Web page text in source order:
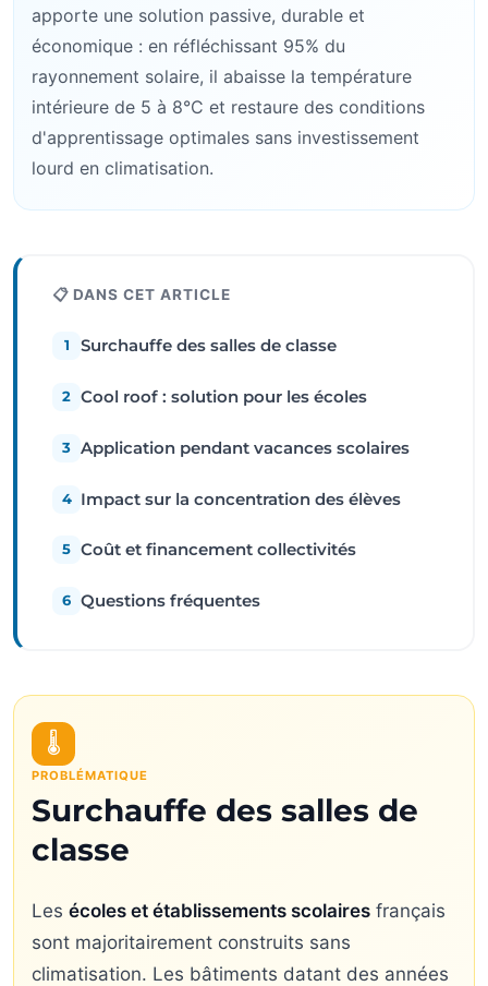
apporte une solution passive, durable et
économique : en réfléchissant 95% du
rayonnement solaire, il abaisse la température
intérieure de 5 à 8°C et restaure des conditions
d'apprentissage optimales sans investissement
lourd en climatisation.
📋 DANS CET ARTICLE
1 Surchauffe des salles de classe
2 Cool roof : solution pour les écoles
3 Application pendant vacances scolaires
4 Impact sur la concentration des élèves
5 Coût et financement collectivités
6 Questions fréquentes
🌡️
PROBLÉMATIQUE
Surchauffe des salles de
classe
Les écoles et établissements scolaires français
sont majoritairement construits sans
climatisation. Les bâtiments datant des années